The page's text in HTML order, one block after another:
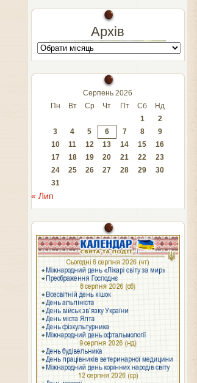
Архів
Серпень 2026
Пн
Вт Ср Чт Пт Сб
Нд
1
2
3
4 5 6 7 8
9
10
11 12 13 14 15
16
17
18 19 20 21 22
23
24
25 26 27 28 29
30
31
« Лип